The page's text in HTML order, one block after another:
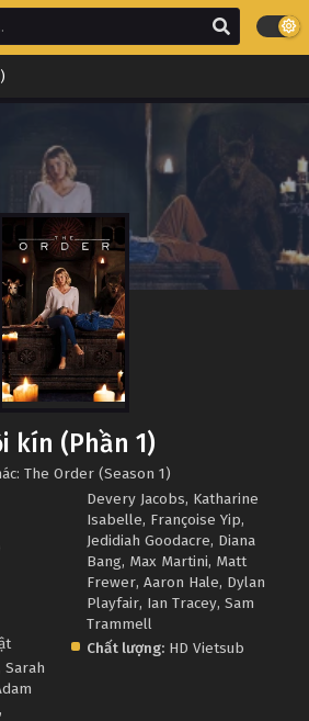
kín (Phần 1)
The Order (Season 1)
Sarah
,
Devery Jacobs, Katharine
Isabelle, Françoise Yip,
Jedidiah Goodacre, Diana
Bang, Max Martini, Matt
Frewer,Aaron Hale, Dylan
Playfair, Ian Tracey,Sam
Trammell
Chất lượng: HD Vietsub